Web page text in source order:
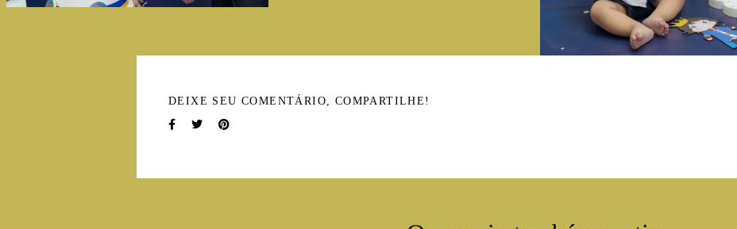
DEIXE SEU COMENTÁRIO, COMPARTILHE!